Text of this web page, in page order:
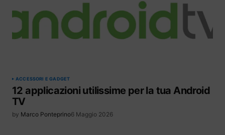
ACCESSORI E GADGET
12 applicazioni utilissime per la tua Android
TV
by Marco Ponteprino6 Maggio 2026